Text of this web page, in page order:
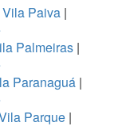
Paiva |
Palmeiras|
Paranaguá |
Parque|